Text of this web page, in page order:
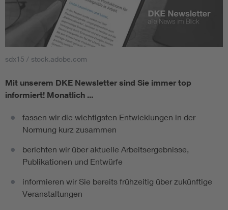
sdx15 / stock.adobe.com
Mit unserem DKE Newsletter sind Sie immer top
informiert! Monatlich ...
fassen wir die wichtigsten Entwicklungen in der
Normung kurz zusammen
berichten wir über aktuelle Arbeitsergebnisse,
Publikationen und Entwürfe
informieren wir Sie bereits frühzeitig über zukünftige
Veranstaltungen